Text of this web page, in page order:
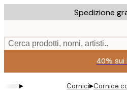
to
content.
Spedizione
Cerca prodotti, nomi, artisti..
40% sui
▸ Cornici▸Cornice